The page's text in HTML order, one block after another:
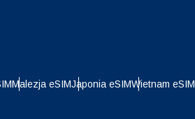
Malezja eSIMJaponia eSIMWietnam eSIM